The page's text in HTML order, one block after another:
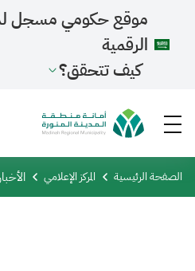
موقع حكومي مسجل
الرقمية
كيف تتحقق؟
الصفحة الرئيسية المركز الإعلامي الأخبار